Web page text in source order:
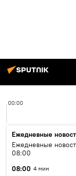
00:00
Ежедневные
Ежедневные
08:00
08:00 4 мин